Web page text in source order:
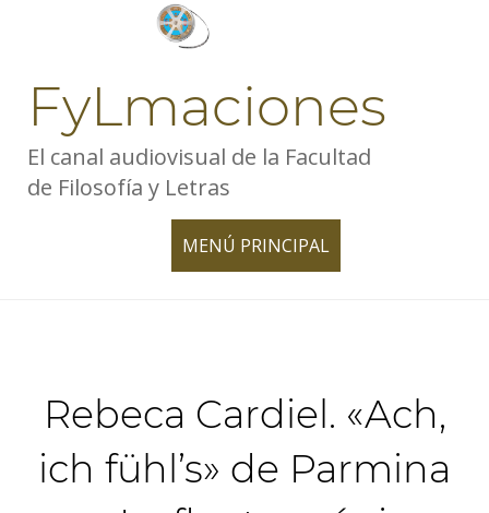
FyLmaciones
El canal audiovisual de la Facultad
de Filosofía y Letras
MENÚ PRINCIPAL
TOGGLE
Rebeca Cardiel. «Ach,
ich fühl’s» de Parmina